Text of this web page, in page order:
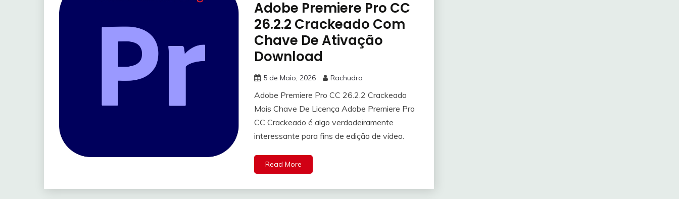
Adobe Premiere Pro CC
26.2.2 Crackeado Com
Chave De Ativação
Download
5 de Maio, 2026 Rachudra
Adobe Premiere Pro CC 26.2.2 Crackeado
Mais Chave De Licença Adobe Premiere Pro
CC Crackeado é algo verdadeiramente
interessante para fins de edição de vídeo.
Read More